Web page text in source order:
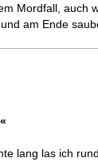
Mordfall, auch
am Ende
«
lang las ich